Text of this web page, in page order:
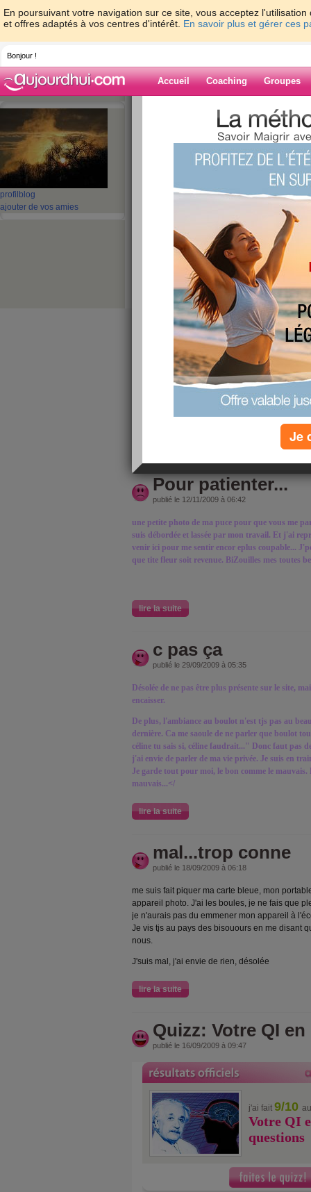
En poursuivant votre navigation sur ce site, vous acceptez
et offres adaptés à vos centres d'intérêt. En savoir plus et gérer ces
Bonjour !
Accueil Coaching Groupes
profil blog
ajouter de vos amies
>
Blog de Tam9
21 - 30 31 - 32
‹ Préc. 1 2 3 4 5
vilaine pas belle
bouhhhhhh
publié le 07/12/2009 à 06:07
Je parle de moi rassurez vous (pas de vous j'me
voui c'est vrai quoi, presque 1 mois que je n'ai
motivation n'y est plus. Et pour tout avouer, moi
débordée! J'ai plein de trucs à faire à l'école, et
maison pour préparer la déco de la table de Noël:
résine pour incruster des trucs dedans, des
oublier les paquets cadeaux. Mais pour tout ça,
Pour patienter...
publié le 12/11/2009 à 06:42
une petite photo de ma puce pour que vous me
suis débordée et lassée par mon travail. Et j'ai
venir ici pour me sentir encor eplus coupable...
que tite fleur soit revenue. BiZouilles mes toutes
lire la suite
c pas ça
publié le 29/09/2009 à 05:35
Désolée de ne pas être plus présente sur le site,
encaisser.
De plus, l'ambiance au boulot n'est tjs pas au
dernière. Ca me saoule de ne parler que boulot
céline tu sais si, céline faudrait..." Donc faut pas
j'ai envie de parler de ma vie privée. Je suis en
Je garde tout pour moi, le bon comme le
mauvais...</
lire la suite
mal...trop conne
publié le 18/09/2009 à 06:18
me suis fait piquer ma carte bleue, mon
appareil photo. J'ai les boules, je ne fais que
je n'aurais pas du emmener mon appareil à
Je vis tjs au pays des bisouours en me disant
nous.
J'suis mal, j'ai envie de rien, désolée
lire la suite
Quizz: Votre QI
publié le 16/09/2009 à 09:47
j'ai fait 9/10
Votre QI
questions
Je